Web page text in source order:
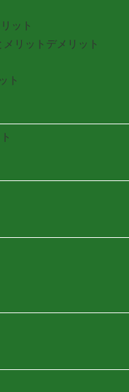
ット
リットデメリット
ト